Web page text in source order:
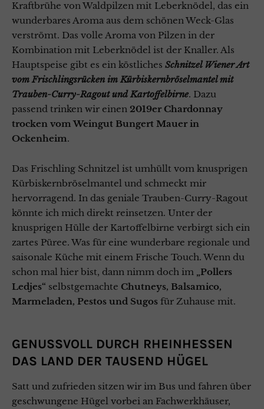
Kraftbrühe von Waldpilzen mit Leberknödel, das ein
wunderbares Aroma aus dem schönen Weck-Glas
verströmt. Das volle Aroma von Pilzen in der
Kombination mit Leberknödel ist der Knaller. Als
Hauptspeise gibt es ein köstliches Schnitzel Wiener Art
vom Frischlingsrücken im Kürbiskernbröselmantel mit
Trauben-Curry-Ragout und Kartoffelbirne. Dazu
passend trinken wir einen 2019er Chardonnay
trocken vom Weingut Bungert Mauer in
Ockenheim.
Das Frischling Schnitzel ist umhüllt vom knusprigen
Kürbiskernbröselmantel und schmeckt mir
hervorragend. In das geniale Trauben-Curry-Ragout
könnte ich mich direkt reinsetzen. Unter der
knusprigen Hülle der Kartoffelbirne verbirgt sich ein
zartes Püree. Was für eine wunderbare regionale und
saisonale Küche mit einem Frische Touch. Wenn du
schon mal hier bist, dann nimm doch im
„Pollers
Ledjes“ selbstgemachte Chutneys, Balsamico,
Marmeladen, Pestos und Sugos für Zuhause mit.
GENUSSVOLL DURCH RHEINHESSEN
DAS LAND DER TAUSEND HÜGEL
Satt und zufrieden sitzen wir im Bus und fahren über
geschwungene Hügel vorbei an Fachwerkhäuser,